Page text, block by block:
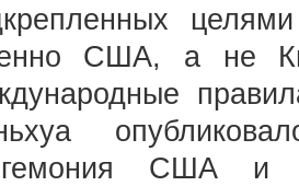
США, а не
США и